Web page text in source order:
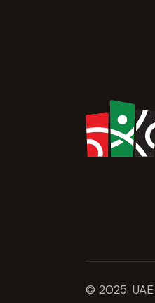
© 2025.